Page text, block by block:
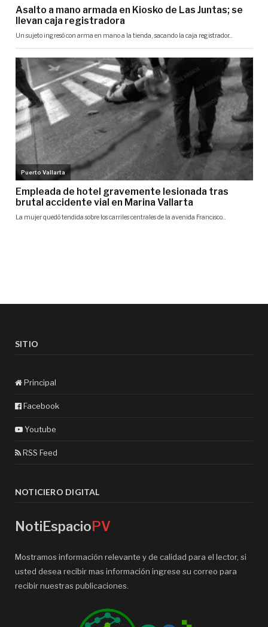
SITIO
Principal
Facebook
Youtube
RSS Feed
NOTICIERO DIGITAL
NotiEspacio PV
Mostramos información relevante y de calidad para el lector, si
usted desea recibir mas información ingrese su correo para
recibir nuestras publicaciones.